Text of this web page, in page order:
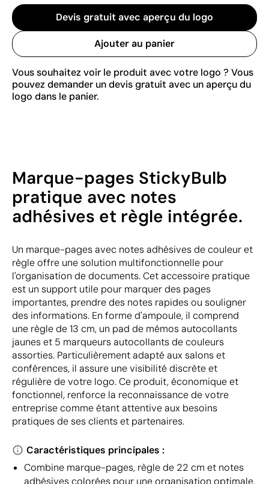
Devis gratuit avec aperçu du logo
Ajouter au panier
Vous souhaitez voir le produit avec votre logo ? Vous
pouvez demander un devis gratuit avec un aperçu du
logo dans le panier.
Marque-pages StickyBulb
pratique avec notes
adhésives et règle intégrée.
Un marque-pages avec notes adhésives de couleur et
règle offre une solution multifonctionnelle pour
l'organisation de documents. Cet accessoire pratique
est un support utile pour marquer des pages
importantes, prendre des notes rapides ou souligner
des informations. En forme d'ampoule, il comprend
une règle de 13 cm, un pad de mémos autocollants
jaunes et 5 marqueurs autocollants de couleurs
assorties. Particulièrement adapté aux salons et
conférences, il assure une visibilité discrète et
régulière de votre logo. Ce produit, économique et
fonctionnel, renforce la reconnaissance de votre
entreprise comme étant attentive aux besoins
pratiques de ses clients et partenaires.
Caractéristiques principales :
Combine marque-pages, règle de 22 cm et notes
adhésives colorées pour une organisation optimale.